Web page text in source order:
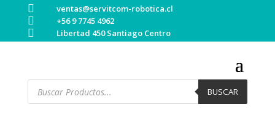
 ventas@servitcom-robotica.cl
 +56 9 7745 4962
 Libertad 450 Santiago Centro
Búsqueda
productos
BUSCAR